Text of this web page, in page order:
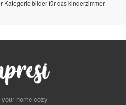
Kategorie bilder für das kinderzimmer
your home cozy